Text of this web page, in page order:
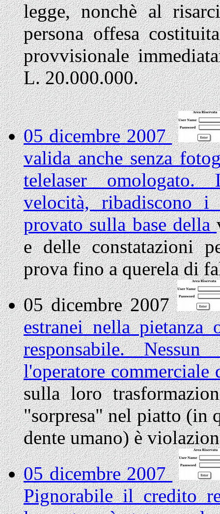
legge, nonchè al
persona offesa
provvisionale
L. 20.000.000.
05 dicembre 2007
valida anche senza
telelaser omologato.
velocità, ribadiscono
provato sulla base della
e delle constatazioni
prova fino a querela di
05 dicembre 2007
estranei nella pietanza
responsabile.
l'operatore
sulla loro
"sorpresa" nel piatto (in
dente umano) è
05 dicembre 2007
Pignorabile il credito